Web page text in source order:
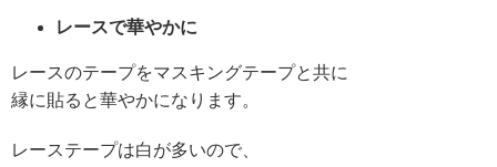
レースで華やかに
レースのテープをマスキングテープと共に
縁に貼ると華やかになります。
レーステープは白が多いので、